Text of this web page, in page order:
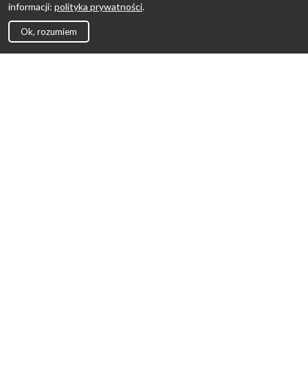
informacji: polityka prywatności.
Ok, rozumiem